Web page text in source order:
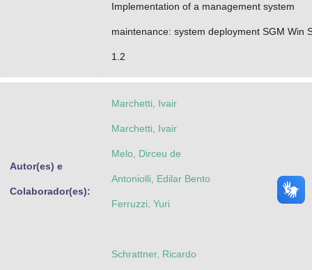
Implementation of a management system
maintenance: system deployment SGM Win
1.2
Autor(es) e
Colaborador(es):
Marchetti, Ivair
Marchetti, Ivair
Melo, Dirceu de
Antoniolli, Edilar Bento
Ferruzzi, Yuri
Schrattner, Ricardo